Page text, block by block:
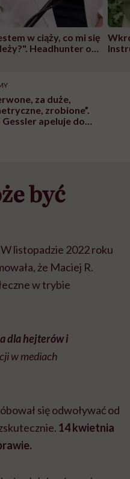
w ciąży, co mi się
Headhunter o
za duże,
zrobione”.
Gessler apeluje do
być
W listopadzie 2022 roku
że Maciej R.
w trybie
dla hejterów i
w mediach
się odwoływać od
14 kwietnia